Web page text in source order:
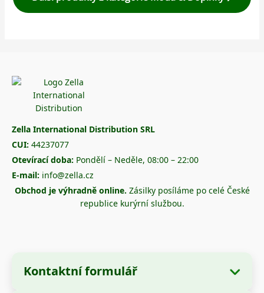
Zella International Distribution SRL
CUI: 44237077
Otevírací doba: Pondělí – Neděle, 08:00 – 22:00
E-mail: info@zella.cz
Obchod je výhradně online. Zásilky posíláme po celé České
republice kurýrní službou.
Kontaktní formulář